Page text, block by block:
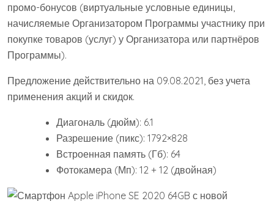
промо-бонусов (виртуальные условные единицы,
начисляемые Организатором Программы участнику при
покупке товаров (услуг) у Организатора или партнёров
Программы).
Предложение действительно на 09.08.2021, без учета
применения акций и скидок.
Диагональ (дюйм): 6.1
Разрешение (пикс): 1792×828
Встроенная память (Гб): 64
Фотокамера (Мп): 12 + 12 (двойная)